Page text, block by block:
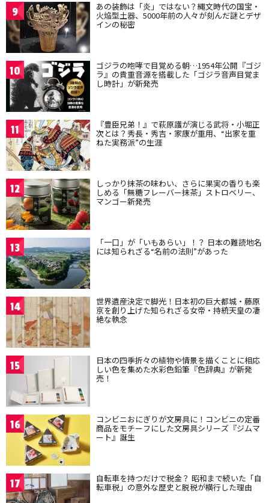
9 あの装飾は「炎」ではない？縄文時代の国宝・
火焔型土器、5000年前の人々が刻んだ謎とデザ
インの秘密
10 ゴジラの咆哮で目覚める朝…1954年公開『ゴジ
ラ』の貴重音源を搭載した「ゴジラ音声目覚ま
し時計」が新発売
11 『豊臣兄弟！』で萩原護が演じる武将・小堀正
次とは？秀長・秀吉・家康が重用、“出家を重
ねた実務派”の生涯
12 しっかり抹茶の味わい、さらに果実の香りも楽
しめる「無糖フレーバー抹茶」ストロベリー、
マンゴー新発売
13 「一口」が「いもあらい」！？ 日本の難読地名
には知られざる“名前の法則”があった
14 世界遺産決定で脚光！日本初の巨大都城・藤原
京を創り上げた知られざる女帝・持統天皇の凄
絶な執念
15 日本の四季折々の植物や情景を描くことに相応
しい色を集めた水彩色鉛筆『色辞典』が新発
売！
16 コンビニおにぎりが文房具に！コンビニの定番
商品をモチーフにした文房具シリーズ『ジムマ
ート』誕生
17 自転車を持つだけで税金？ 昭和まで続いた「自
転車税」の意外な歴史と脱税が横行した理由